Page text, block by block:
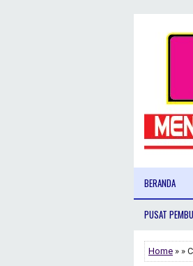
BERANDA
PUSAT
Home » »